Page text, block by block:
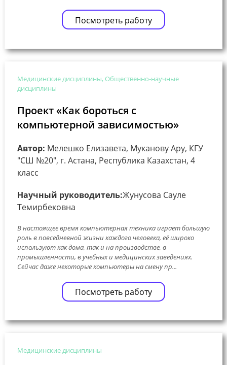
Посмотреть работу
Медицинские дисциплины, Общественно-научные
дисциплины
Проект «Как бороться с
компьютерной зависимостью»
Автор: Мелешко Елизавета, Муканову Ару, КГУ
"СШ №20", г. Астана, Республика Казахстан, 4
класс
Научный руководитель:Жунусова Сауле
Темирбековна
В настоящее время компьютерная техника играет большую
роль в повседневной жизни каждого человека, её широко
используют как дома, так и на производстве, в
промышленности, в учебных и медицинских заведениях.
Сейчас даже некоторые компьютеры на смену пр...
Посмотреть работу
Медицинские дисциплины